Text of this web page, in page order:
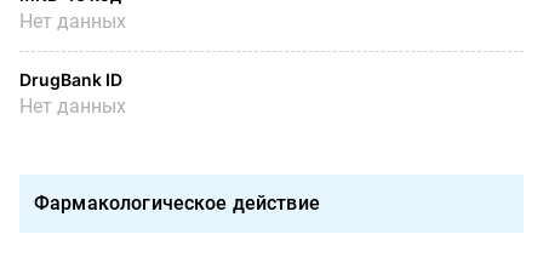
Нет данных
DrugBank ID
Нет данных
Фармакологическое действие